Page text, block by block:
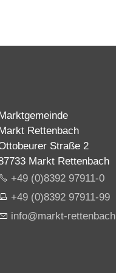
Rettenbach
Straße 2
Markt Rettenbach
+49 (0)8392 97911-0
+49 (0)8392 97911-99
nf
m rkt-r tt nb ch